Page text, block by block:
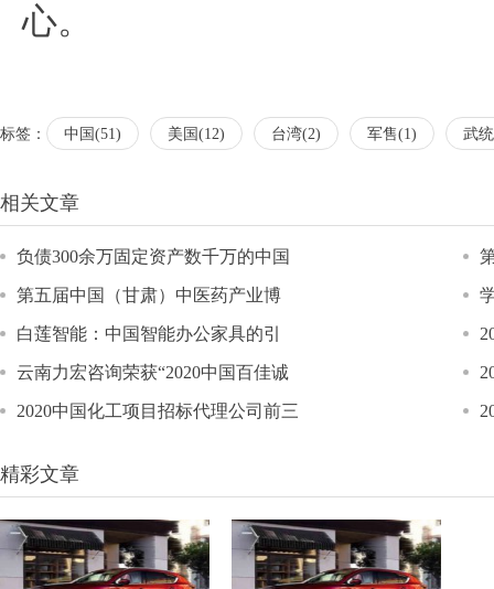
心。
标签： 中国(51) 美国(12) 台湾(2) 军售(1) 武
相关文章
负债300余万固定资产数千万的中国
第五届中国（甘肃）中医药产业博
白莲智能：中国智能办公家具的引
云南力宏咨询荣获“2020中国百佳诚
2020中国化工项目招标代理公司前三
精彩文章